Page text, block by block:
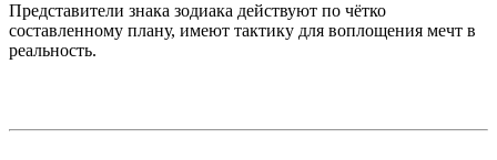
Представители знака зодиака действуют по чётко
составленному плану, имеют тактику для воплощения мечт в
реальность.